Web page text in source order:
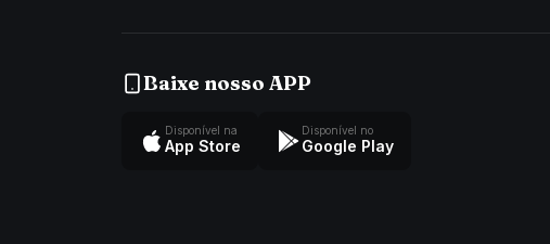
Baixe nosso APP
Disponível na
App Store
Disponível no
Google Play